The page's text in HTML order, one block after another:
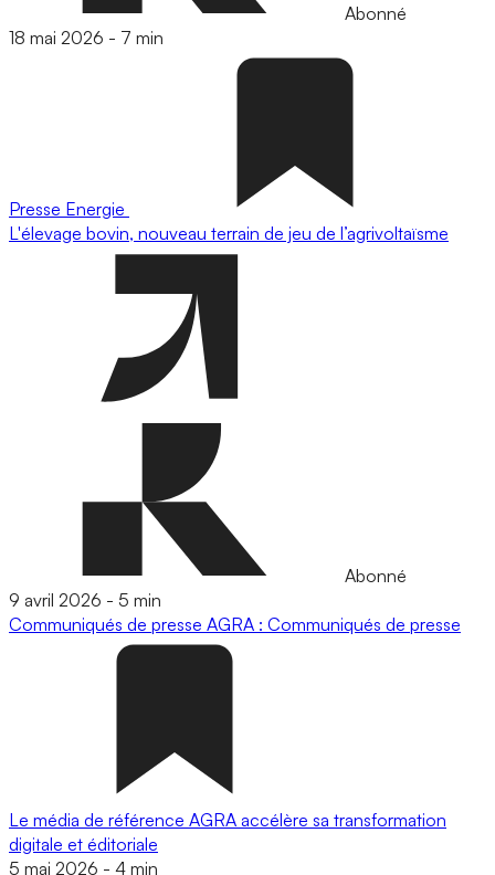
Abonné
18 mai 2026 - 7 min
Presse Energie
L'élevage bovin, nouveau terrain de jeu de l’agrivoltaïsme
Abonné
9 avril 2026 - 5 min
Communiqués de presse AGRA : Communiqués de presse
Le média de référence AGRA accélère sa transformation
digitale et éditoriale
5 mai 2026 - 4 min